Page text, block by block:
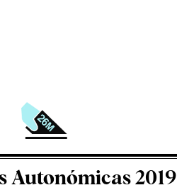
Autonómicas 2019